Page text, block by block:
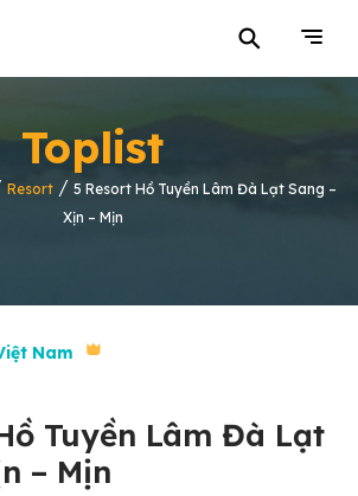
⚲
Toplist
Resort/ 5 Resort Hồ Tuyền Lâm Đà Lạt Sang –
Xịn – Mịn
Nam
Tuyền Lâm Đà Lạt
– Mịn